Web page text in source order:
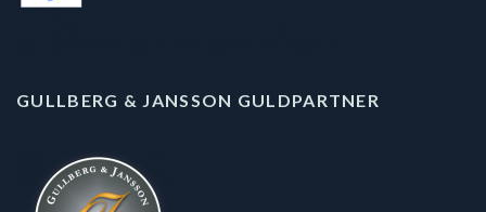
GULLBERG & JANSSON GULDPARTNER